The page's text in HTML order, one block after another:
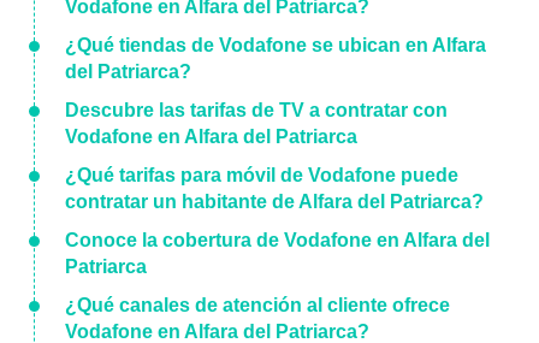
Vodafone en Alfara del Patriarca?
¿Qué tiendas de Vodafone se ubican en Alfara
del Patriarca?
Descubre las tarifas de TV a contratar con
Vodafone en Alfara del Patriarca
¿Qué tarifas para móvil de Vodafone puede
contratar un habitante de Alfara del Patriarca?
Conoce la cobertura de Vodafone en Alfara del
Patriarca
¿Qué canales de atención al cliente ofrece
Vodafone en Alfara del Patriarca?